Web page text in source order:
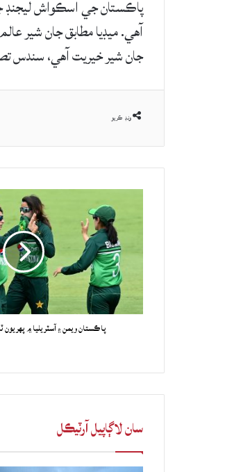
پاڪستان جي اسڪواش ليجنڊ
آهي. ميڊيا مطابق جان شير
جان شير خيريت آهي، سندس
ونڊ ڪريو
پاڪستان ويمن ۽ آسٽريليا ۾ پهريون ٽي 20 اڄ کيڏيو
سان لاڳاپيل آرٽيڪل